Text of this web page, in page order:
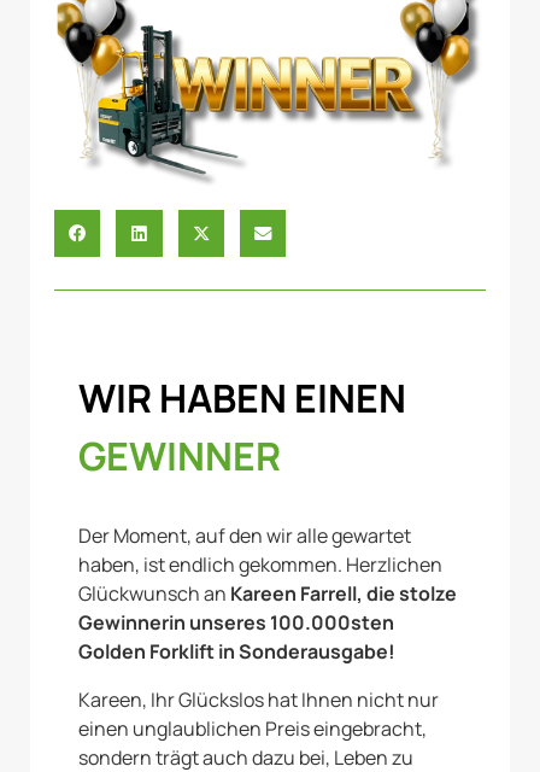
WIR HABEN EINEN
GEWINNER
Der Moment, auf den wir alle gewartet
haben, ist endlich gekommen. Herzlichen
Glückwunsch an Kareen Farrell, die stolze
Gewinnerin unseres 100.000sten
Golden Forklift in Sonderausgabe!
Kareen, Ihr Glückslos hat Ihnen nicht nur
einen unglaublichen Preis eingebracht,
sondern trägt auch dazu bei, Leben zu